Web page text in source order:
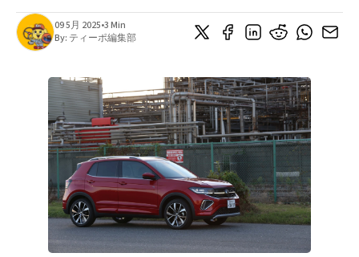
09 5月 2025•3 Min
By: ティーポ編集部